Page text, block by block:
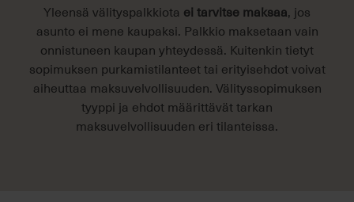
Yleensä välityspalkkiota ei tarvitse maksaa, jos
asunto ei mene kaupaksi. Palkkio maksetaan vain
onnistuneen kaupan yhteydessä. Kuitenkin tietyt
sopimuksen purkamistilanteet tai erityisehdot voivat
aiheuttaa maksuvelvollisuuden. Välityssopimuksen
tyyppi ja ehdot määrittävät tarkan
maksuvelvollisuuden eri tilanteissa.